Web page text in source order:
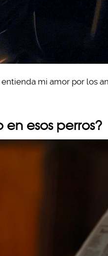
mi amor por los
esos perros?